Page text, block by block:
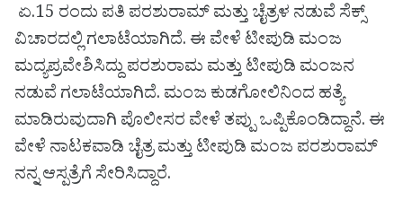
ಏ.15 ರಂದು ಪತಿ ಪರಶುರಾಮ್ ಮತ್ತು ಚೈತ್ರಳ ನಡುವೆ ಸೆಕ್ಸ್
ವಿಚಾರದಲ್ಲಿ ಗಲಾಟೆಯಾಗಿದೆ. ಈ ವೇಳೆ ಟೀಪುಡಿ ಮಂಜ
ಮದ್ಯಪ್ರವೇಶಿಸಿದ್ದು ಪರಶುರಾಮ ಮತ್ತು ಟೀಪುಡಿ ಮಂಜನ
ನಡುವೆ ಗಲಾಟೆಯಾಗಿದೆ. ಮಂಜ ಕುಡಗೋಲಿನಿಂದ ಹತ್ಯೆ
ಮಾಡಿರುವುದಾಗಿ ಪೊಲೀಸರ ವೇಳೆ ತಪ್ಪು ಒಪ್ಪಿಕೊಂಡಿದ್ದಾನೆ. ಈ
ವೇಳೆ ನಾಟಕವಾಡಿ ಚೈತ್ರ ಮತ್ತು ಟೀಪುಡಿ ಮಂಜ ಪರಶುರಾಮ್
ನನ್ನ ಆಸ್ಪತ್ರೆಗೆ ಸೇರಿಸಿದ್ದಾರೆ.